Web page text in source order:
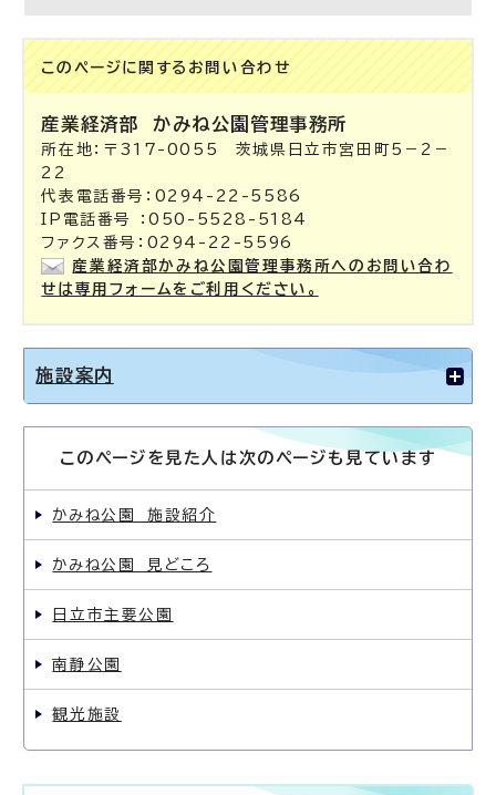
このページに関する お問い合わせ
産業経済部かみね公園管理事務所
所在地：〒317-0055 茨城県日立市宮田町5－2－
22
代表電話番号：0294-22-5586
IP電話番号 ：050-5528-5184
ファクス番号：0294-22-5596
産業経済部かみね公園管理事務所へのお問い合わ
せは専用フォームをご利用ください。
施設案内
このページを見た人は次のページも見ています
かみね公園 施設紹介
かみね公園 見どころ
日立市主要公園
南静公園
観光施設